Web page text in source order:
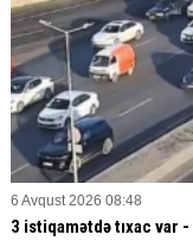
6 Avqust 2026 08:48
3 istiqamətdə tıxac var -